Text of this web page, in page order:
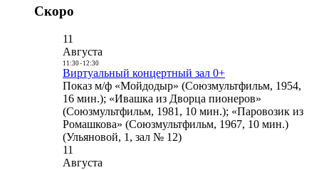
Скоро
11
Августа
11:30- 12:30
Виртуальный концертный зал 0+
Показ м/ф «Мойдодыр» (Союзмультфильм, 1954,
16 мин.); «Ивашка из Дворца пионеров»
(Союзмультфильм, 1981, 10 мин.); «Паровозик из
Ромашкова» (Союзмультфильм, 1967, 10 мин.)
(Ульяновой, 1, зал № 12)
11
Августа